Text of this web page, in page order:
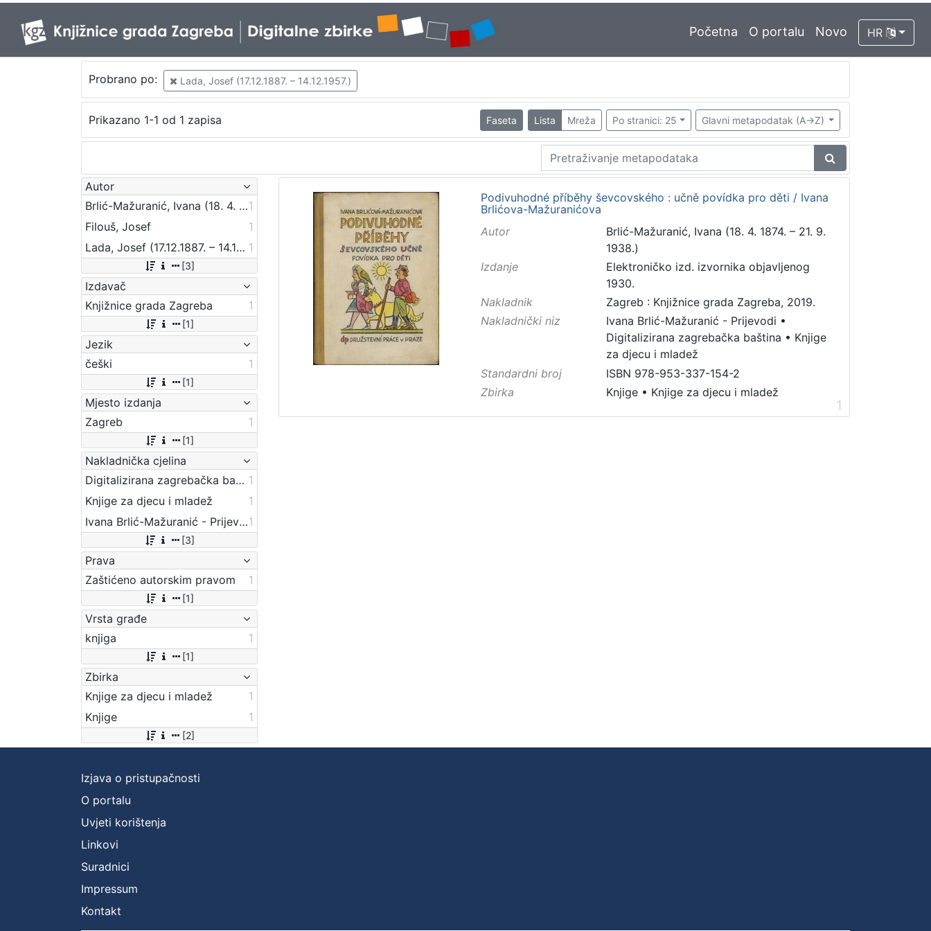
Početna O portalu Novo HR
Probrano po: Lada, Josef (17.12.1887. – 14.12.1957.)
Prikazano 1-1 od 1 zapisa Faseta Lista Mreža Po stranici: 25 Glavni metapodatak (A->Z)
Autor
Brlić-Mažuranić, Ivana (18. 4. 1874. – 21. 9. 1938.)1
Filouš, Josef
1
Lada, Josef (17.12.1887. – 14.12.1957.) 1
[3]
Izdavač
Knjižnice grada Zagreba
1
[1]
Jezik
češki
1
[1]
Mjesto izdanja
Zagreb
1
[1]
Nakladnička cjelina
Digitalizirana zagrebačka baština 1
Knjige za djecu i mladež
1
Ivana Brlić-Mažuranić - Prijevodi1
[3]
Prava
Zaštićeno autorskim pravom
1
[1]
Vrsta građe
knjiga
1
[1]
Zbirka
Knjige za djecu i mladež
1
Knjige
1
[2]
Podivuhodné příběhy ševcovského : učně povídka pro děti / Ivana
Brlićova-Mažuranićova
Autor
Brlić-Mažuranić, Ivana (18. 4. 1874. – 21. 9.
1938.)
Izdanje
Elektroničko izd. izvornika objavljenog
1930.
Nakladnik
Zagreb : Knjižnice grada Zagreba, 2019.
Nakladnički niz
Ivana Brlić-Mažuranić - Prijevodi •
Digitalizirana zagrebačka baština • Knjige
za djecu i mladež
Standardni broj
ISBN 978-953-337-154-2
Zbirka
Knjige• Knjige za djecu i mladež
1
Izjava o pristupačnosti
O portalu
Uvjeti korištenja
Linkovi
Suradnici
Impressum
Kontakt